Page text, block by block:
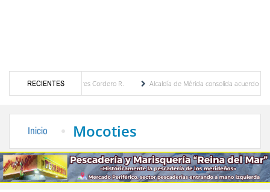
RECIENTES
Eugenia Febres Cordero R.
Alcaldía de Mérida consolida acuerdos con
Inicio Mocoties